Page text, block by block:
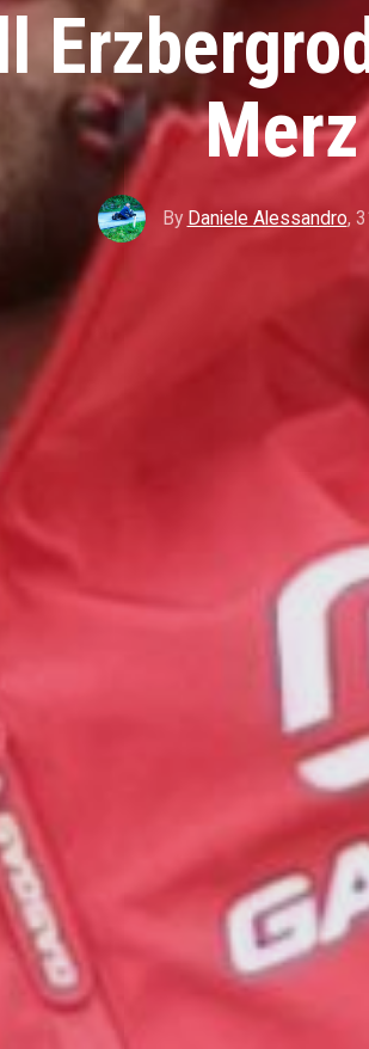
Merz
By Daniele Alessandro,